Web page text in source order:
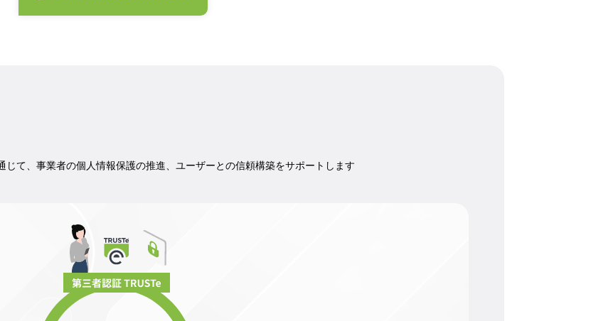
て、事業者の個人情報保護の推進、ユーザーとの信頼構築をサポートします